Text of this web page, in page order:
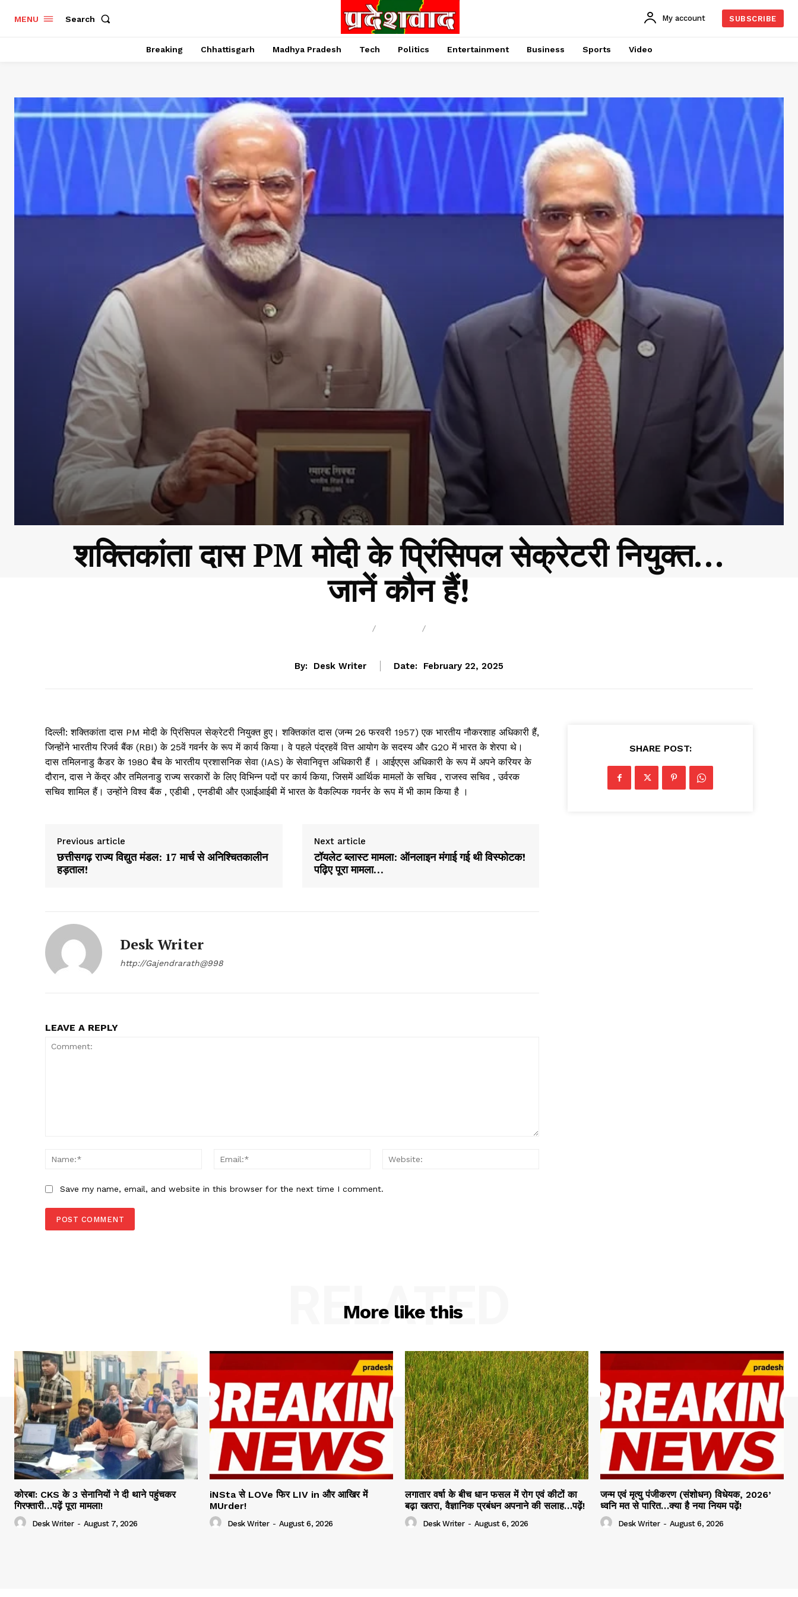
MENU Search My account SUBSCRIBE
Breaking Chhattisgarh Madhya Pradesh Tech Politics Entertainment Business Sports Video
शक्तिकांता दास PM मोदी के प्रिंसिपल सेक्रेटरी नियुक्त…
जानें कौन हैं!
By: Desk Writer Date: February 22, 2025
दिल्ली: शक्तिकांता दास PM मोदी के प्रिंसिपल सेक्रेटरी नियुक्त हुए। शक्तिकांत दास (जन्म 26 फरवरी 1957) एक भारतीय नौकरशाह अधिकारी हैं,
जिन्होंने भारतीय रिजर्व बैंक (RBI) के 25वें गवर्नर के रूप में कार्य किया। वे पहले पंद्रहवें वित्त आयोग के सदस्य और G20 में भारत के शेरपा थे।
दास तमिलनाडु कैडर के 1980 बैच के भारतीय प्रशासनिक सेवा (IAS) के सेवानिवृत्त अधिकारी हैं । आईएएस अधिकारी के रूप में अपने करियर के
दौरान, दास ने केंद्र और तमिलनाडु राज्य सरकारों के लिए विभिन्न पदों पर कार्य किया, जिसमें आर्थिक मामलों के सचिव , राजस्व सचिव , उर्वरक
सचिव शामिल हैं। उन्होंने विश्व बैंक , एडीबी , एनडीबी और एआईआईबी में भारत के वैकल्पिक गवर्नर के रूप में भी काम किया है ।
Previous article
छत्तीसगढ़ राज्य विद्युत मंडल: 17 मार्च से अनिश्चितकालीन
हड़ताल!
Next article
टॉयलेट ब्लास्ट मामला: ऑनलाइन मंगाई गई थी विस्फोटक!
पढ़िए पूरा मामला…
Desk Writer
http://Gajendrarath@998
LEAVE A REPLY
Name:*
Email:*
Save my name, email, and website in this browser for the next time I comment.
SHARE POST:
More like this
RELATED
कोरबा: CKS के 3 सेनानियों ने दी थाने पहुंचकर
गिरफ्तारी…पढ़ें पूरा मामला!
Desk Writer - August 7, 2026
iNSta से LOVe फिर LIV in और आखिर में
MUrder!
Desk Writer - August 6, 2026
लगातार वर्षा के बीच धान फसल में रोग एवं कीटों का
बढ़ा खतरा, वैज्ञानिक प्रबंधन अपनाने की सलाह…पढ़ें!
Desk Writer - August 6, 2026
जन्म एवं मृत्यु पंजीकरण (संशोधन) विधेयक, 2026’
ध्वनि मत से पारित…क्या है नया नियम पढ़ें!
Desk Writer - August 6, 2026